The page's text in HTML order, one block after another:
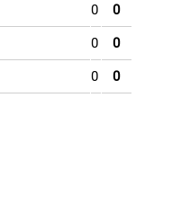
0 0
0 0
0 0